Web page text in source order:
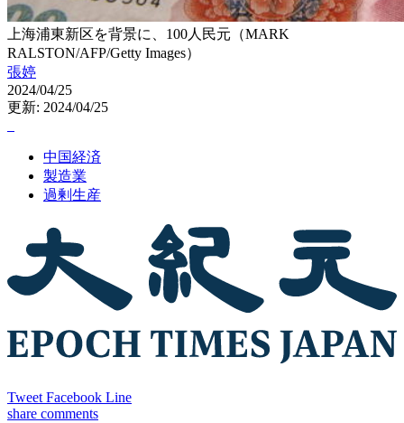
上海浦東新区を背景に、100人民元（MARK
RALSTON/AFP/Getty Images）
張婷
2024/04/25
更新: 2024/04/25
中国経済
製造業
過剰生産
Tweet Facebook Line
share comments